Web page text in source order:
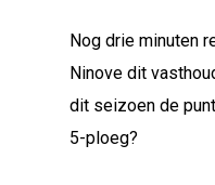
Nog drie minuten
Ninove dit
dit seizoen de
5-ploeg?